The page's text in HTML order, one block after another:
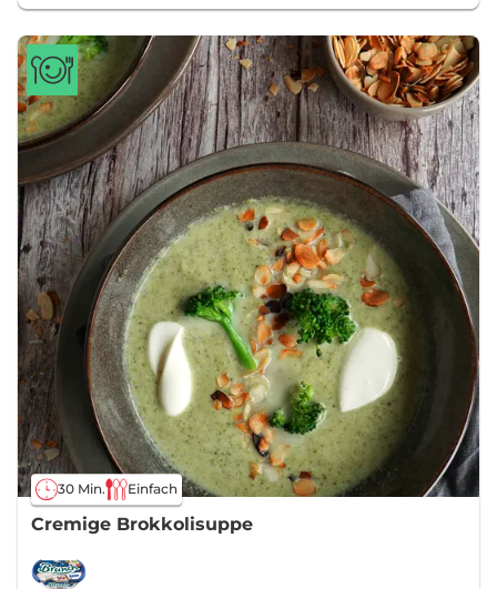
30 Min. Einfach
Cremige Brokkolisuppe